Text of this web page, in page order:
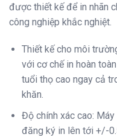
được thiết kế để in nhãn
công nghiệp khắc nghiệt.
Thiết kế cho môi
với cơ chế in hoàn
tuổi thọ cao ngay cả
khăn.
Độ chính xác cao:
đăng ký in lên tới +/-